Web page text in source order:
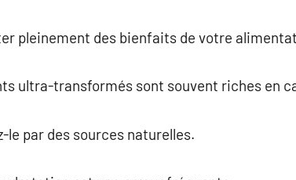
pleinement des bienfaits de votre
ultra-transformés sont souvent riches en
le par des sources naturelles.